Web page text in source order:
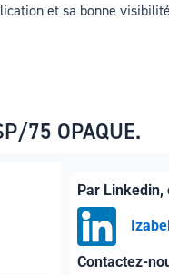
et sa bonne
75 OPAQUE.
Par Linkedin,
Contactez-